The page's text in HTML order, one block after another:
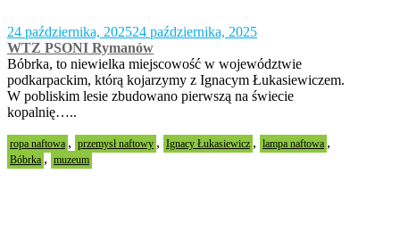
24 października, 202524 października, 2025
WTZ PSONI Rymanów
Bóbrka, to niewielka miejscowość w województwie
podkarpackim, którą kojarzymy z Ignacym Łukasiewiczem.
W pobliskim lesie zbudowano pierwszą na świecie
kopalnię…..
ropa naftowa , przemysł naftowy , Ignacy Łukasiewicz , lampa naftowa ,
Bóbrka , muzeum